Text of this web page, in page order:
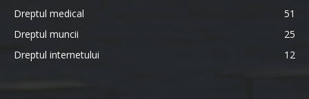
Dreptul medical
51
Dreptul muncii
25
Dreptul internetului
12